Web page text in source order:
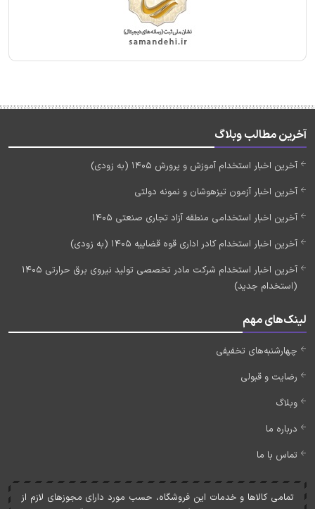
آخرین مطالب وبلاگ
آخرین اخبار استخدام آموزش و پرورش 1405 (به زودی)
آخرین اخبار آزمون تیزهوشان و نمونه دولتی
آخرین اخبار استخدامی منطقه آزاد تجاری صنعتی 1405
آخرین اخبار استخدام کادر اداری قوه قضاییه 1405 (به زودی)
آخرین اخبار استخدام شرکت مادر تخصصی تولید نیروی برق حرارتی 1405
(استخدام جدید)
لینک‌های مهم
چهارشنبه‌های تخفیفی
رضایت و قبولی
وبلاگ
درباره ما
تماس با ما
تمامی کالاها و خدمات اين فروشگاه، حسب مورد دارای مجوزهای لازم از